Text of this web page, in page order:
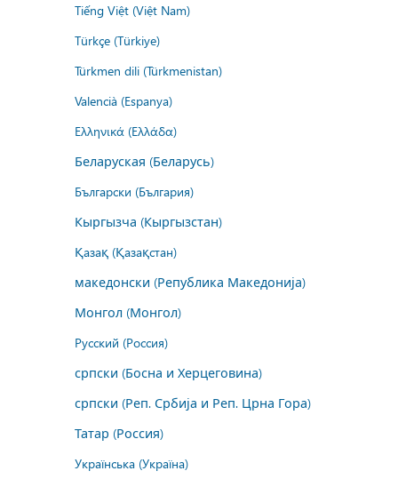
Tiếng Việt (Việt Nam)
Türkçe (Türkiye)
Türkmen dili (Türkmenistan)
Valencià (Espanya)
Ελληνικά (Ελλάδα)
Беларуская (Беларусь)
Български (България)
Кыргызча (Кыргызстан)
Қазақ (Қазақстан)
македонски (Република Македонија)
Монгол (Монгол)
Русский (Россия)
српски (Босна и Херцеговина)
српски (Реп. Србија и Реп. Црна Гора)
Татар (Россия)
Українська (Україна)